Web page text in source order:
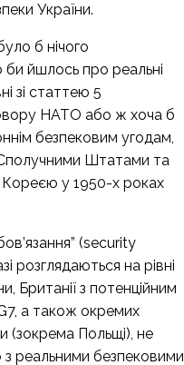
України.
б нічого
би йшлось про реальні
зі статтею 5
НАТО або ж хоча б
безпековим угодам,
Сполучними Штатами та
у 1950-х роках
(security
розглядаються на рівні
Британії з потенційним
а також окремих
(зокрема Польщі), не
з реальними безпековими